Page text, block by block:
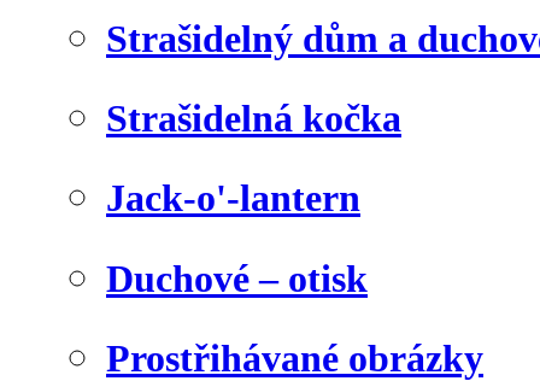
Strašidelný dům a
Strašidelná kočka
Jack-o'-lantern
Duchové – otisk
Prostřihávané obrázky